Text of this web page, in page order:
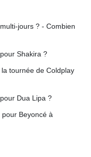
jours ? - Combien
Shakira ?
tournée de Coldplay
Dua Lipa ?
Beyoncé à